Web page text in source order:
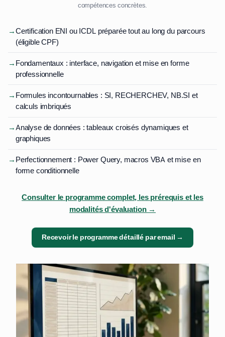
compétences concrètes.
→Certification ENI ou ICDL préparée tout au long du parcours
(éligible CPF)
→ Fondamentaux : interface, navigation et mise en forme
professionnelle
→ Formules incontournables : SI, RECHERCHEV, NB.SI et
calculs imbriqués
→Analyse de données : tableaux croisés dynamiques et
graphiques
→ Perfectionnement : Power Query, macros VBA et mise en
forme conditionnelle
Consulter le programme complet, les prérequis et les
modalités d'évaluation →
Recevoir le programme détaillé par email →